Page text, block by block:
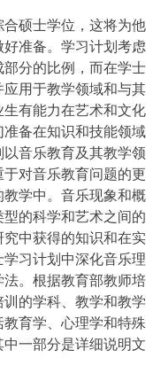
硕士学位，这将为他
准备。学习计划考虑
分的比例，而在学士
用于教学领域和与其
有能力在艺术和文化
备在知识和技能领域
音乐教育及其教学领
对音乐教育问题的更
学中。音乐现象和概
的科学和艺术之间的
中获得的知识和在实
习计划中深化音乐理
。根据教育部教师培
的学科、教学和教学
育学、心理学和特殊
一部分是详细说明文